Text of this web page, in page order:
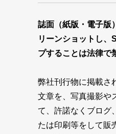
誌面（紙版・電子版
リーンショットし、
プすることは法律で
弊社刊行物に掲載さ
文章を、写真撮影や
て、許諾なくブログ
たは印刷等をして販